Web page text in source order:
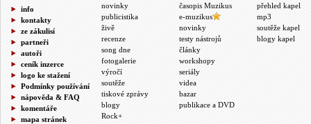
info
kontakty
ze zákulisí
partneři
autoři
ceník inzerce
logo ke stažení
Podmínky používání
nápověda & FAQ
komentáře
mapa stránek
novinky
publicistika
živě
recenze
song dne
fotogalerie
výročí
soutěže
tiskové zprávy
blogy
Rock+
časopis Muzikus
e-muzikus
novinky
testy nástrojů
články
workshopy
seriály
videa
bazar
publikace a DVD
přehled kapel
mp3
soutěže kapel
blogy kapel